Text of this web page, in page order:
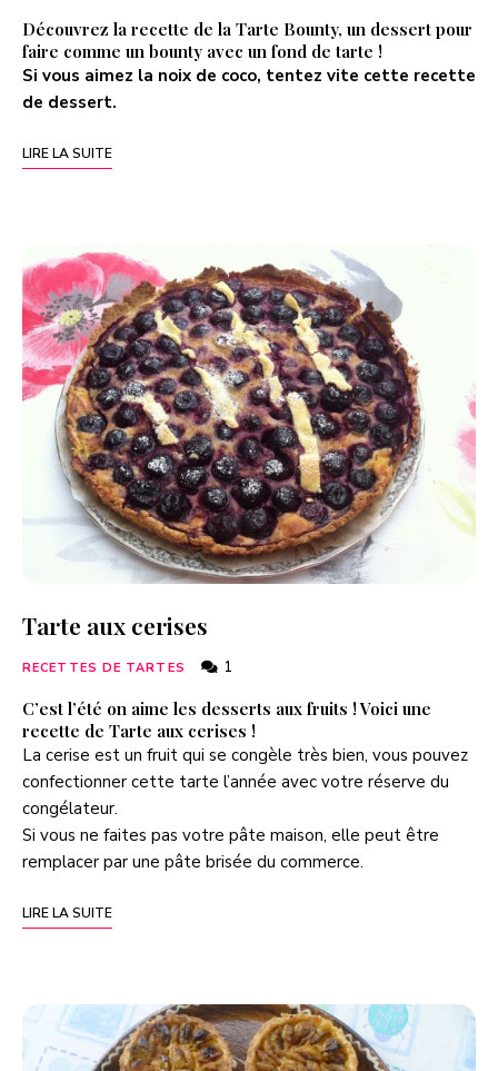
Découvrez la recette de la Tarte Bounty, un dessert pour
faire comme un bounty avec un fond de tarte !
Si vous aimez la noix de coco, tentez vite cette recette
de dessert.
LIRE LA SUITE
Tarte aux cerises
RECETTES DE TARTES 1
C’est l’été on aime les desserts aux fruits ! Voici une
recette de Tarte aux cerises !
La cerise est un fruit qui se congèle très bien, vous pouvez
confectionner cette tarte l’année avec votre réserve du
congélateur.
Si vous ne faites pas votre pâte maison, elle peut être
remplacer par une pâte brisée du commerce.
LIRE LA SUITE